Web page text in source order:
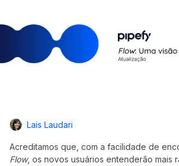
Lais Laudari
Acreditamos que, com a facilidade de
Flow, os novos usuários entenderão mais